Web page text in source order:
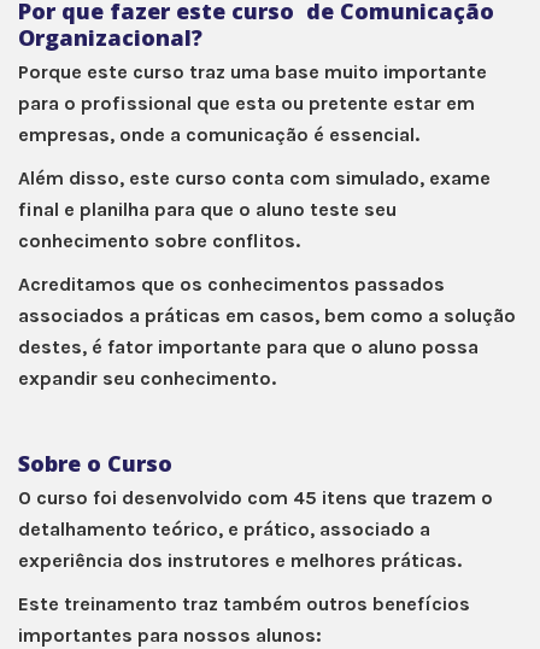
Por que fazer este curso de Comunicação
Organizacional?
Porque este curso traz uma base muito importante
para o profissional que esta ou pretente estar em
empresas, onde a comunicação é essencial.
Além disso, este curso conta com simulado, exame
final e planilha para que o aluno teste seu
conhecimento sobre conflitos.
Acreditamos que os conhecimentos passados
associados a práticas em casos, bem como a solução
destes, é fator importante para que o aluno possa
expandir seu conhecimento.
Sobre o Curso
O curso foi desenvolvido com 45 itens que trazem o
detalhamento teórico, e prático, associado a
experiência dos instrutores e melhores práticas.
Este treinamento traz também outros benefícios
importantes para nossos alunos: